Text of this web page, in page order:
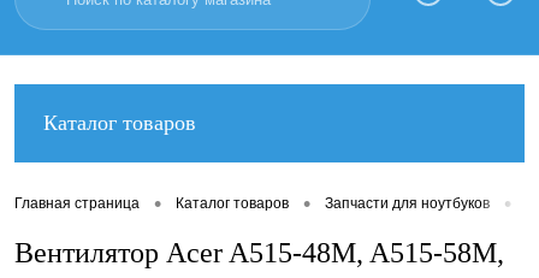
Каталог товаров
Главная страница • Каталог товаров • Запчасти для ноутбуков •
Вентилятор Acer A515-48M, A515-58M,